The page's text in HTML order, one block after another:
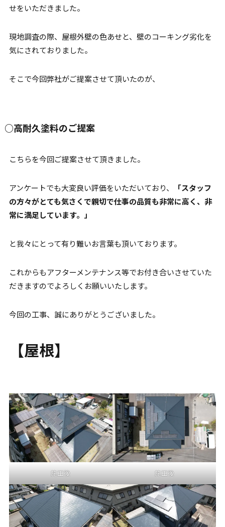
せをいただきました。
現地調査の際、屋根外壁の色あせと、壁のコーキング劣化を
気にされておりました。
そこで今回弊社がご提案させて頂いたのが、
○高耐久塗料のご提案
こちらを今回ご提案させて頂きました。
アンケートでも大変良い評価をいただいており、 「スタッフ
の方々がとても気さくで親切で仕事の品質も非常に高く、非
常に満足しています。
」
と我々にとって有り難いお言葉も頂いております。
これからもアフターメンテナンス等でお付き合いさせていた
だきますのでよろしくお願いいたします。
今回の工事、誠にありがとうございました。
【屋根】
施工後 施工後